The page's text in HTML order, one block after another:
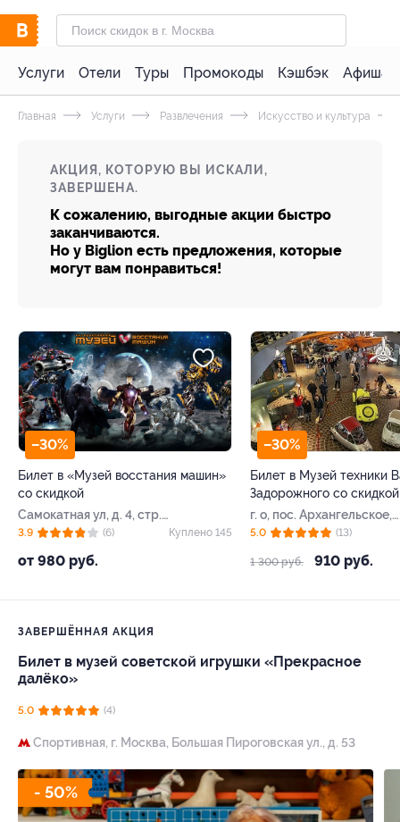
Услуги Отели Туры Промокоды Кэшбэк Афиша
Главная Услуги Развлечения Искусство и культура
АКЦИЯ, КОТОРУЮ ВЫ ИСКАЛИ,
ЗАВЕРШЕНА.
К сожалению, выгодные акции быстро
заканчиваются.
Но у Biglion есть предложения, которые
могут вам понравиться!
–30%
Билет в «Музей восстания машин»
со скидкой
Самокатная ул, д. 4, стр.
34
от 980 руб.
3.9 (6) Куплено 145
–30%
Билет в Музей техники
Задорожного со скидкой
г. о, пос. Архангельское,
Ильинское ш, д. 8, стр. 8
1 300 руб. 910 руб.
5.0 (13)
ЗАВЕРШЁННАЯ АКЦИЯ
Билет в музей советской игрушки «Прекрасное
далёко»
5.0 (4)
Спортивная, г. Москва, Большая Пироговская ул., д. 53
- 50%